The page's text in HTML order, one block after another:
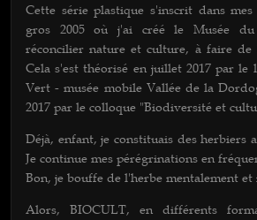
Cette série plastique s'inscrit dans
gros 2005 où j'ai créé le Musée
réconcilier nature et culture, à faire de
Cela s'est théorisé en juillet 2017 par le
Vert - musée mobile Vallée de la
2017 par le colloque "Biodiversité et
Déjà, enfant, je constituais des herbiers
Je continue mes pérégrinations en
Bon, je bouffe de l'herbe mentalement et
Alors, BIOCULT, en différents